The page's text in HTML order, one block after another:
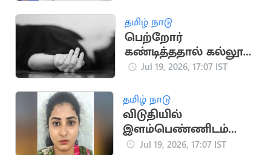
தமிழ் நாடு
பெற்றோர்
கண்டித்ததால் கல்லூரி
மாணவி தற்கொலை
Jul 19, 2026, 17:07 IST
தமிழ் நாடு
விடுதியில்
இளம்பெண்ணிடம்
நகை திருடிய
Jul 19, 2026, 17:07 IST